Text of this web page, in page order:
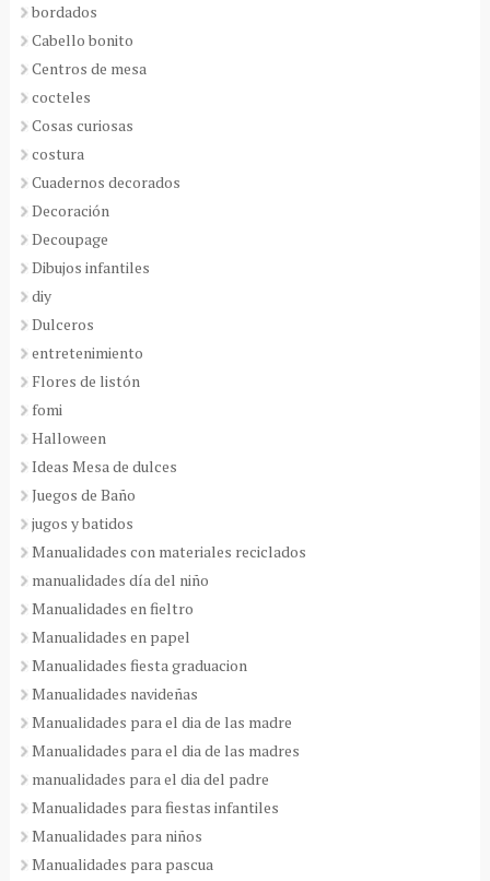
bordados
Cabello bonito
Centros de mesa
cocteles
Cosas curiosas
costura
Cuadernos decorados
Decoración
Decoupage
Dibujos infantiles
diy
Dulceros
entretenimiento
Flores de listón
fomi
Halloween
Ideas Mesa de dulces
Juegos de Baño
jugos y batidos
Manualidades con materiales reciclados
manualidades día del niño
Manualidades en fieltro
Manualidades en papel
Manualidades fiesta graduacion
Manualidades navideñas
Manualidades para el dia de las madre
Manualidades para el dia de las madres
manualidades para el dia del padre
Manualidades para fiestas infantiles
Manualidades para niños
Manualidades para pascua